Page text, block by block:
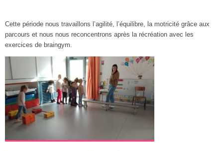
Cette période nous travaillons l’agilité, l’équilibre, la motricité grâce aux
parcours et nous nous reconcentrons après la récréation avec les
exercices de braingym.